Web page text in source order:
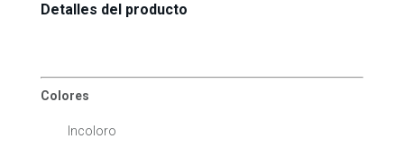
Detalles del producto
Colores
Incoloro